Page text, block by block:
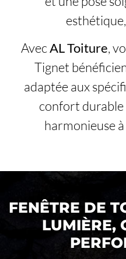
AvecAL Toiture,
Tignet
adaptée aux
confort
harmonieuse
FENÊTRE DE
LUMIÈRE,